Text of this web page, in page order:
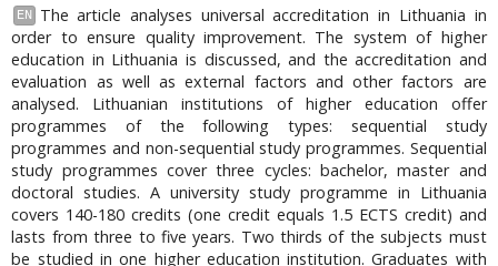
EN
The article analyses universal accreditation in Lithuania in
order to ensure quality improvement. The system of higher
education in Lithuania is discussed, and the accreditation and
evaluation as well as external factors and other factors are
analysed. Lithuanian institutions of higher education offer
programmes of the following types: sequential study
programmes and non-sequential study programmes. Sequential
study programmes cover three cycles: bachelor, master and
doctoral studies. A university study programme in Lithuania
covers 140-180 credits (one credit equals 1.5 ECTS credit) and
lasts from three to five years. Two thirds of the subjects must
be studied in one higher education institution. Graduates with